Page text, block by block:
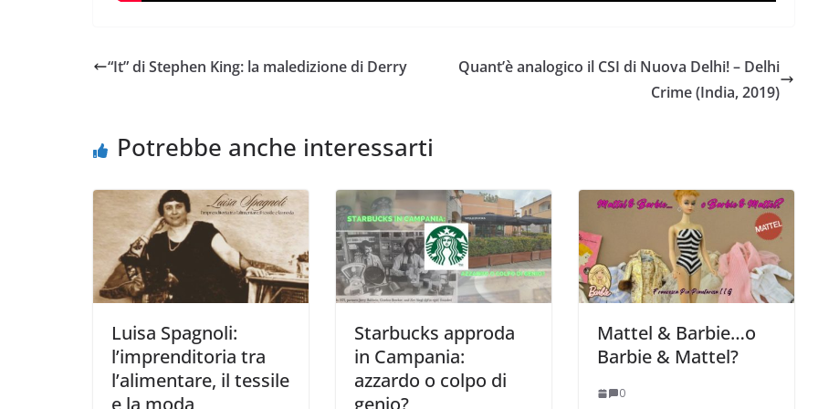
“It” di Stephen King: la maledizione di Derry
Quant’è analogico il CSI di Nuova Delhi! – Delhi
Crime (India, 2019)
Potrebbe anche interessarti
Luisa Spagnoli:
l’imprenditoria tra
l’alimentare, il tessile
e la moda
Starbucks approda
in Campania:
azzardo o colpo di
genio?
Mattel & Barbie…o
Barbie & Mattel?
0